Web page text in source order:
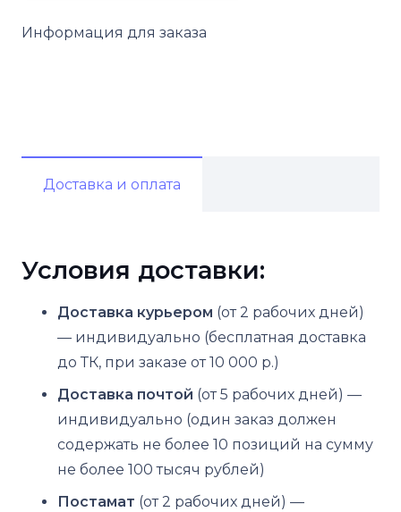
Ф150х250
Информация для заказа
Доставка и оплата
Условия доставки:
Доставка курьером (от 2 рабочих дней)
— индивидуально (бесплатная доставка
до ТК, при заказе от 10 000 р.)
Доставка почтой (от 5 рабочих дней) —
индивидуально (один заказ должен
содержать не более 10 позиций на сумму
не более 100 тысяч рублей)
Постамат (от 2 рабочих дней) —